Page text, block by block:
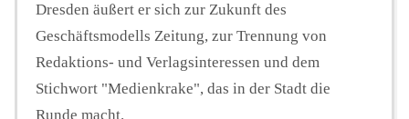
Dresden äußert er sich zur Zukunft des
Geschäftsmodells Zeitung, zur Trennung von
Redaktions- und Verlagsinteressen und dem
Stichwort "Medienkrake", das in der Stadt die
Runde macht.